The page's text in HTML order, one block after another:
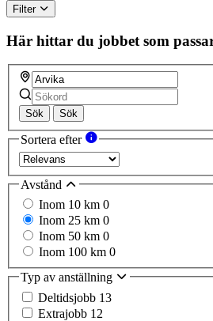
Filter
Här hittar du jobbet som
Sök Sök
Sortera efter
Avstånd
Inom 10 km 0
Inom 25 km 0
Inom 50 km 0
Inom 100 km 0
Typ av anställning
Deltidsjobb 13
Extrajobb 12